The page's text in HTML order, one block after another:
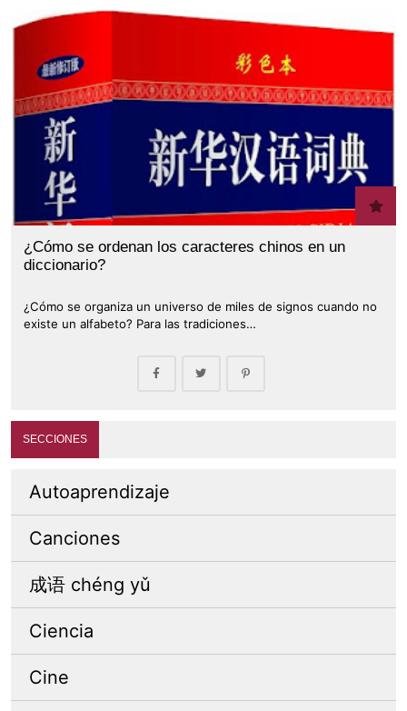
¿Cómo se ordenan los caracteres chinos en un
diccionario?
¿Cómo se organiza un universo de miles de signos cuando no
existe un alfabeto? Para las tradiciones…
SECCIONES
Autoaprendizaje
Canciones
成语 chéng yǔ
Ciencia
Cine